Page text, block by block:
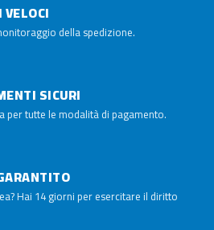
della spedizione.
SICURI
per tutte le modalità di pagamento.
Hai 14 giorni per esercitare il diritto